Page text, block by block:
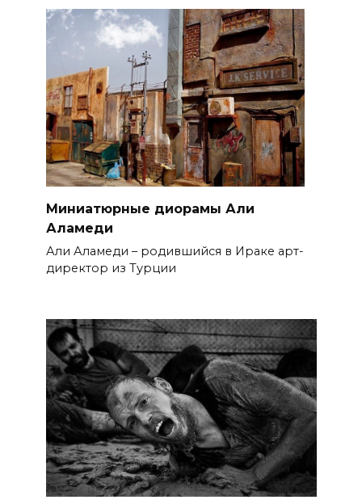
Миниатюрные диорамы Али
Аламеди
Али Аламеди – родившийся в Ираке арт-
директор из Турции